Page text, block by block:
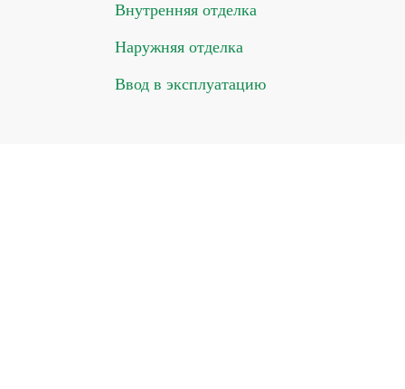
Внутренняя отделка
Наружняя отделка
Ввод в эксплуатацию